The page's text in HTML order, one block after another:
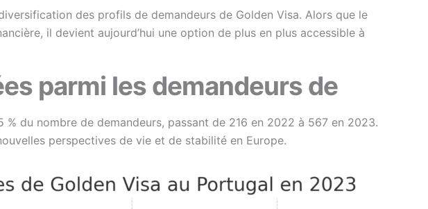
des profils de demandeurs de Golden Visa. Alors que le
il devient aujourd’hui une option de plus en plus accessible à
parmi les demandeurs de
du nombre de demandeurs, passant de 216 en 2022 à 567 en 2023.
perspectives de vie et de stabilité en Europe.